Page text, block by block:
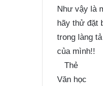
Như vậy là
hãy thử đặt
trong làng
của mình!!
Thẻ
Văn học